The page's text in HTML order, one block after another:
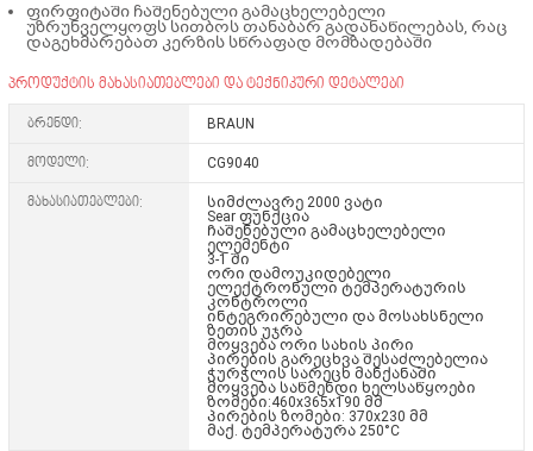
ფირფიტაში ჩაშენებული გამაცხელებელი
უზრუნველყოფს სითბოს თანაბარ გადანაწილებას, რაც
დაგეხმარებათ კერზის სწრაფად მომზადებაში
პროდუქტის მახასიათებლები და ტექნიკური დეტალები
ბრენდი: BRAUN
მოდელი: CG9040
მახასიათებლები:
სიმძლავრე 2000 ვატი
Sear ფუნქცია
ჩაშენებული გამაცხელებელი
ელემენტი
3-1 ში
ორი დამოუკიდებელი
ელექტრონული ტემპერატურის
კონტროლი
ინტეგრირებული და მოსახსნელი
ზეთის უჯრა
მოყვება ორი სახის პირი
პირების გარეცხვა შესაძლებელია
ჭურჭლის სარეცხ მანქანაში
მოყვება საწმენდი ხელსაწყოები
ზომები:460x365x190 მმ
პირების ზომები: 370x230 მმ
მაქ. ტემპერატურა 250°C